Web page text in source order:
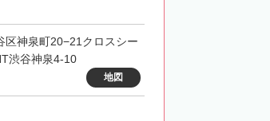
区神泉町20−21クロスシー
渋谷神泉4-10
地図